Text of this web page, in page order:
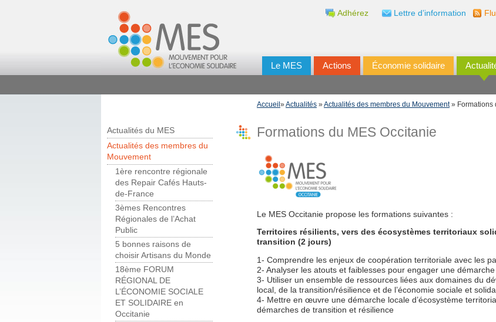
Le MES Actions Économie solidaire
Lettre d’information
Adhérez
Accueil »Actualités »Actualités des membres du Mouvement» Formations
Actualités du MES
Actualités des membres du
Mouvement
1ère rencontre régionale
des Repair Cafés Hauts-
de-France
3èmes Rencontres
Régionales de l’Achat
Public
5 bonnes raisons de
choisir Artisans du Monde
18ème FORUM
RÉGIONAL DE
L’ÉCONOMIE SOCIALE
ET SOLIDAIRE en
Occitanie
Formations du MES Occitanie
Le MES Occitanie propose les formations suivantes :
Territoires résilients, vers des écosystèmes territoriaux
transition (2 jours)
1- Comprendre les enjeux de coopération territoriale avec les
2- Analyser les atouts et faiblesses pour engager une
3- Utiliser un ensemble de ressources liées aux domaines du
local, de la transition/résilience et de l’économie sociale et
4- Mettre en œuvre une démarche locale d’écosystème
démarches de transition et résilience